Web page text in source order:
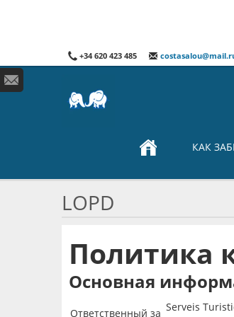
+34 620 423 485
КАК
LOPD
Политика
Основная
Ответственный за Serveis